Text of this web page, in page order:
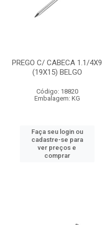
PREGO C/ CABECA 1.1/4X9
(19X15) BELGO
Código: 18820
Embalagem: KG
Faça seu login ou
cadastre-se para
ver preços e
comprar